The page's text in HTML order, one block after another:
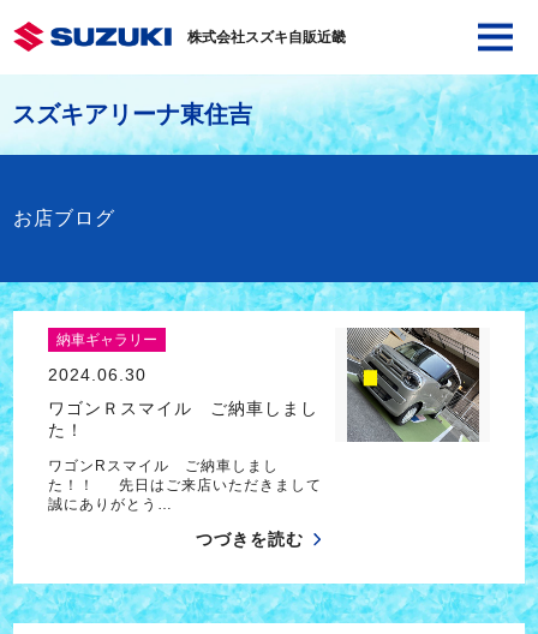
株式会社スズキ自販近畿
スズキアリーナ東住吉
お店ブログ
納車ギャラリー
2024.06.30
ワゴンＲスマイル ご納車しまし
た！
ワゴンRスマイル ご納車しまし
た！！ 先日はご来店いただきまして
誠にありがとう…
つづきを読む